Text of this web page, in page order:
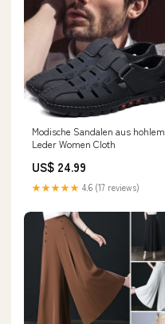
Modische Sandalen aus hohlem
Leder Women Cloth
US$ 24.99
★★★★★ 4.6 (17 reviews)